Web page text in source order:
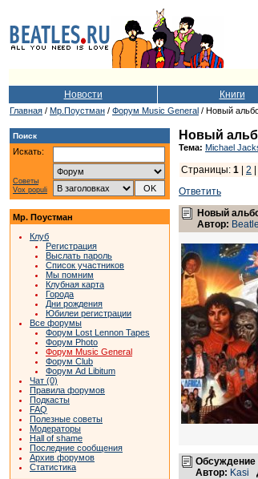
Новости Книги
Главная / Мр.Поустман / Форум Music General / Новый
Поиск
Искать:
Советы
Vox populi
Мр. Поустман
Клуб
Регистрация
Выслать пароль
Список участников
Мы помним
Клубная карта
Города
Дни рождения
Юбилеи регистрации
Все форумы
Форум Lost Lennon Tapes
Форум Photo
Форум Music General
Форум Club
Форум Ad Libitum
Чат (0)
Правила форумов
Подкасты
FAQ
Полезные советы
Модераторы
Hall of shame
Последние сообщения
Архив форумов
Статистика
Новый
Тема: Michael
Страницы: 1 2
Ответить
Новый
Автор:
Обсуждение
Автор: Kasi